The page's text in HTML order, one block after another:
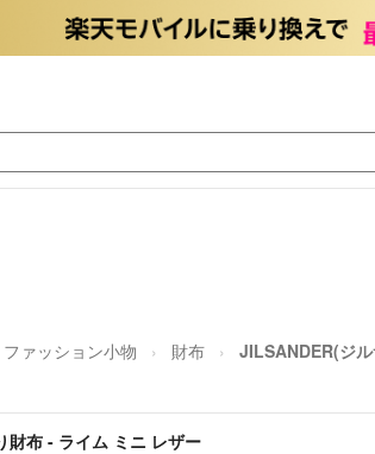
ファッション小物 財布 JILSANDER(ジ
財布 - ライム ミニ レザー